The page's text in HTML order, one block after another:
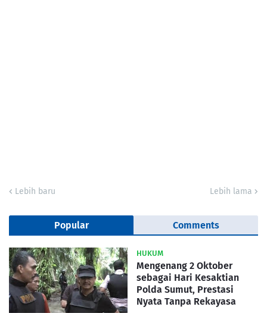
Lebih baru Lebih lama
Popular Comments
HUKUM
Mengenang 2 Oktober
sebagai Hari Kesaktian
Polda Sumut, Prestasi
Nyata Tanpa Rekayasa